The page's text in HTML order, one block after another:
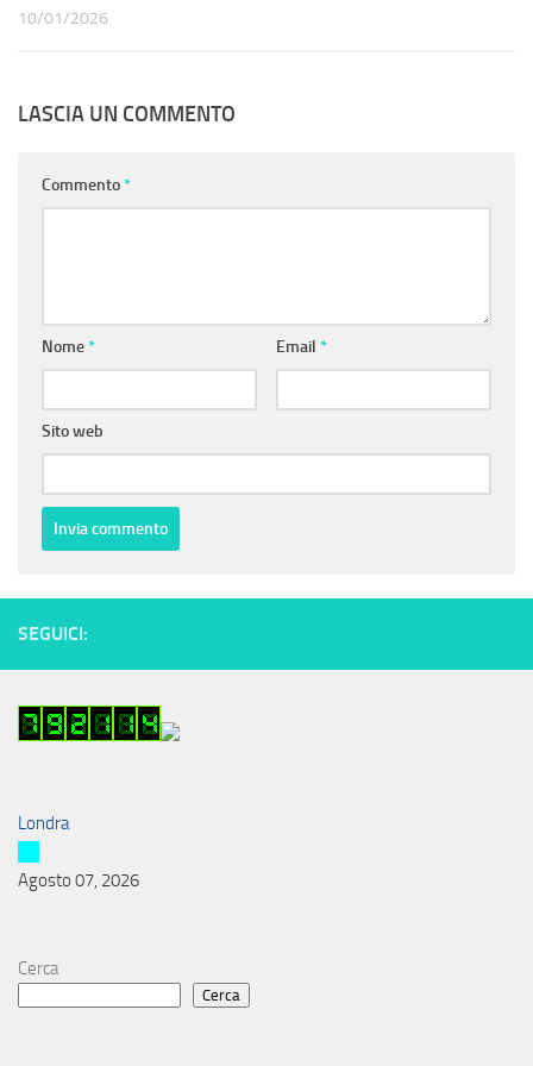
10/01/2026
LASCIA UN COMMENTO
Commento*
Nome* Email *
Sito web
SEGUICI:
Londra
Agosto 07, 2026
Cerca
Cerca